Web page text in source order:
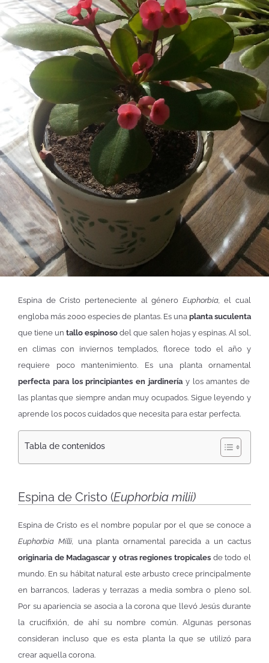
Espina de Cristo perteneciente al género Euphorbia,el cual
engloba más 2000 especies de plantas. Es una planta suculenta
que tiene un tallo espinoso del que salen hojas y espinas. Al sol,
en climas con inviernos templados, florece todo el año y
requiere poco mantenimiento. Es una planta ornamental
perfecta para los principiantes en jardinería y los amantes de
las plantas que siempre andan muy ocupados. Sigue leyendo y
aprende los pocos cuidados que necesita para estar perfecta.
Tabla de contenidos
Espina de Cristo (Euphorbia milii)
Espina de Cristo es el nombre popular por el que se conoce a
Euphorbia Milli, una planta ornamental parecida a un cactus
originaria de Madagascar y otras regiones tropicales de todo el
mundo. En su hábitat natural este arbusto crece principalmente
en barrancos, laderas y terrazas a media sombra o pleno sol.
Por su apariencia se asocia a la corona que llevó Jesús durante
la crucifixión, de ahí su nombre común. Algunas personas
consideran incluso que es esta planta la que se utilizó para
crear aquella corona.